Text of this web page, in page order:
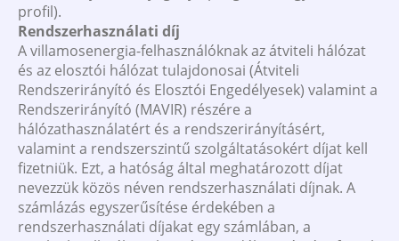
profil).
Rendszerhasználati díj
A villamosenergia-felhasználóknak az átviteli hálózat
és az elosztói hálózat tulajdonosai (Átviteli
Rendszerirányító és Elosztói Engedélyesek) valamint a
Rendszerirányító (MAVIR) részére a
hálózathasználatért és a rendszerirányításért,
valamint a rendszerszintű szolgáltatásokért díjat kell
fizetniük. Ezt, a hatóság által meghatározott díjat
nevezzük közös néven rendszerhasználati díjnak. A
számlázás egyszerűsítése érdekében a
rendszerhasználati díjakat egy számlában, a